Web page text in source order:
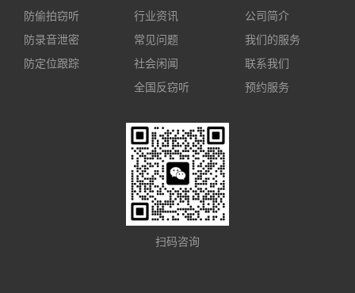
防偷拍窃听
防录音泄密
防定位跟踪
行业资讯
常见问题
社会闲闻
全国反窃听
公司简介
我们的服务
联系我们
预约服务
扫码咨询